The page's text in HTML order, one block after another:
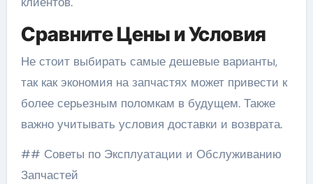
Сравните Цены и Условия
Не стоит выбирать самые дешевые варианты,
так как экономия на запчастях может привести к
более серьезным поломкам в будущем. Также
важно учитывать условия доставки и возврата.
## Советы по Эксплуатации и Обслуживанию
Запчастей